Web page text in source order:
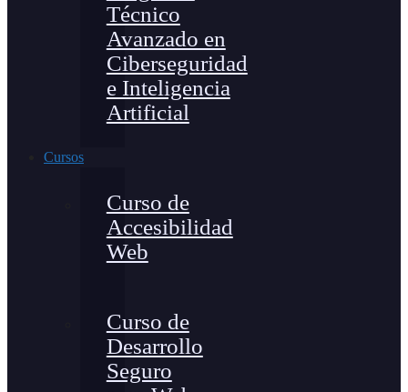
Técnico
Avanzado en
Ciberseguridad
e Inteligencia
Artificial
Cursos
Curso de
Accesibilidad
Web
Curso de
Desarrollo
Seguro